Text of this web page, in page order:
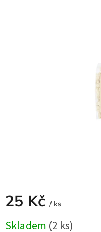
25 Kč / ks
cena:
Skladem (2 ks)